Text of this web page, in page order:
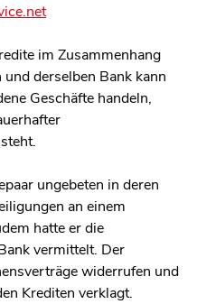
im Zusammenhang
derselben Bank kann
Geschäfte handeln,
ungebeten in deren
an einem
hatte er die
vermittelt. Der
widerrufen und
Krediten verklagt.